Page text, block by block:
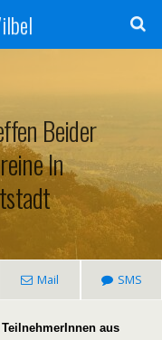
Beider
In
Mail SMS
aus